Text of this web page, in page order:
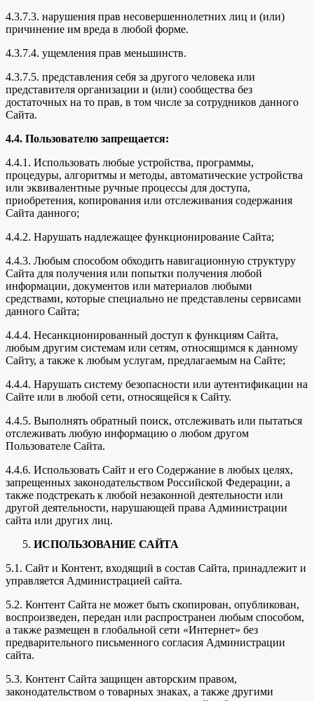
4.3.7.3. нарушения прав несовершеннолетних лиц и (или)
причинение им вреда в любой форме.
4.3.7.4. ущемления прав меньшинств.
4.3.7.5. представления себя за другого человека или
представителя организации и (или) сообщества без
достаточных на то прав, в том числе за сотрудников данного
Сайта.
4.4. Пользователю запрещается:
4.4.1. Использовать любые устройства, программы,
процедуры, алгоритмы и методы, автоматические устройства
или эквивалентные ручные процессы для доступа,
приобретения, копирования или отслеживания содержания
Сайта данного;
4.4.2. Нарушать надлежащее функционирование Сайта;
4.4.3. Любым способом обходить навигационную структуру
Сайта для получения или попытки получения любой
информации, документов или материалов любыми
средствами, которые специально не представлены сервисами
данного Сайта;
4.4.4. Несанкционированный доступ к функциям Сайта,
любым другим системам или сетям, относящимся к данному
Сайту, а также к любым услугам, предлагаемым на Сайте;
4.4.4. Нарушать систему безопасности или аутентификации на
Сайте или в любой сети, относящейся к Сайту.
4.4.5. Выполнять обратный поиск, отслеживать или пытаться
отслеживать любую информацию о любом другом
Пользователе Сайта.
4.4.6. Использовать Сайт и его Содержание в любых целях,
запрещенных законодательством Российской Федерации, а
также подстрекать к любой незаконной деятельности или
другой деятельности, нарушающей права Администрации
сайта или других лиц.
ИСПОЛЬЗОВАНИЕ САЙТА
5.1. Сайт и Контент, входящий в состав Сайта, принадлежит и
управляется Администрацией сайта.
5.2. Контент Сайта не может быть скопирован, опубликован,
воспроизведен, передан или распространен любым способом,
а также размещен в глобальной сети «Интернет» без
предварительного письменного согласия Администрации
сайта.
5.3. Контент Сайта защищен авторским правом,
законодательством о товарных знаках, а также другими